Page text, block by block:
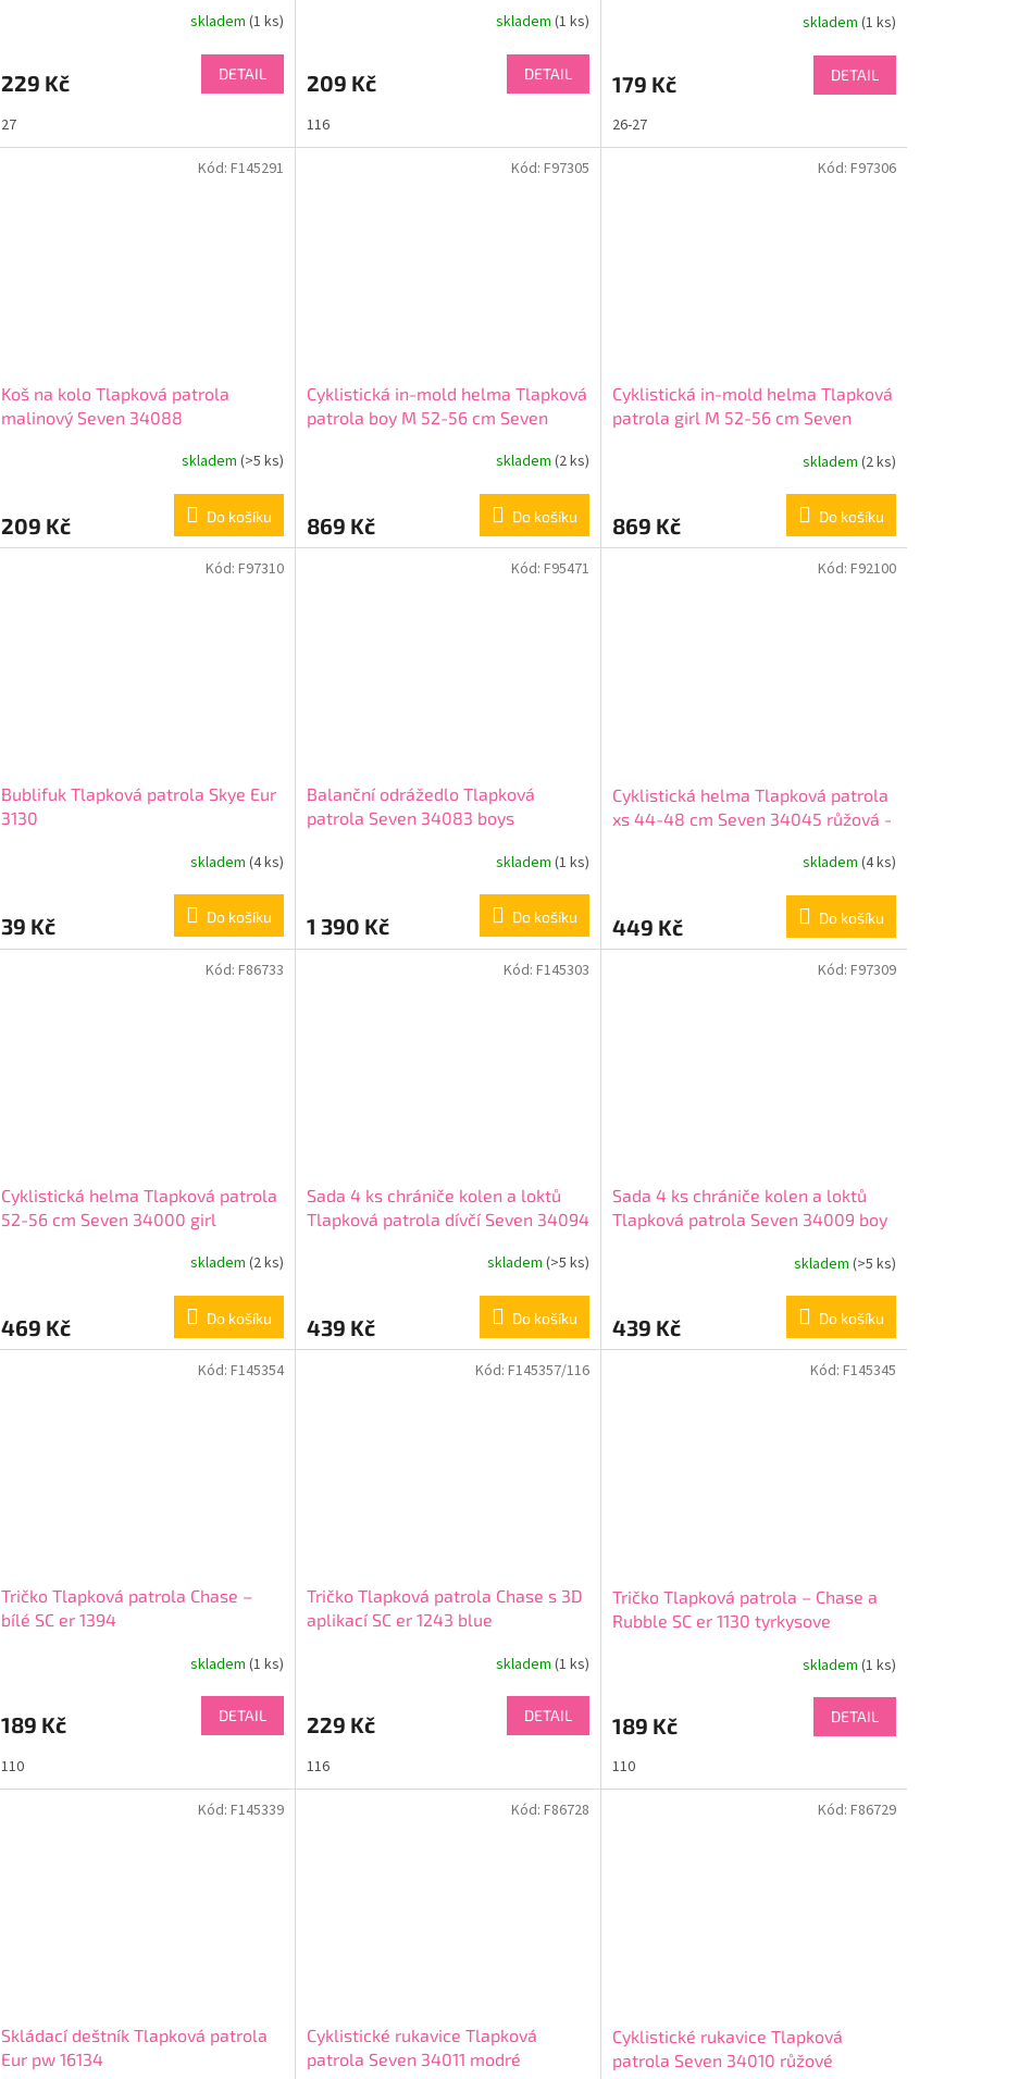
skladem (1 ks)
229 Kč DETAIL
27
skladem (1 ks)
209 Kč DETAIL
116
skladem (1 ks)
179 Kč DETAIL
26-27
Koš na kolo Tlapková patrola
malinový Seven 34088
skladem (>5 ks)
209 Kč Do košíku
Kód: F145291
Cyklistická in-mold helma Tlapková
patrola boy M 52-56 cm Seven
skladem (2 ks)
869 Kč Do košíku
Kód: F97305
Cyklistická in-mold helma Tlapková
patrola girl M 52-56 cm Seven
skladem (2 ks)
869 Kč Do košíku
Kód: F97306
Bublifuk Tlapková patrola Skye Eur
3130
skladem (4 ks)
39 Kč Do košíku
Kód: F97310
Balanční odrážedlo Tlapková
patrola Seven 34083 boys
skladem (1 ks)
1 390 Kč Do košíku
Kód: F95471
Cyklistická helma Tlapková patrola
xs 44-48 cm Seven 34045 růžová -
skladem (4 ks)
449 Kč Do košíku
Kód: F92100
Cyklistická helma Tlapková patrola
52-56 cm Seven 34000 girl
skladem (2 ks)
469 Kč Do košíku
Kód: F86733
Sada 4 ks chrániče kolen a loktů
Tlapková patrola dívčí Seven 34094
skladem (>5 ks)
439 Kč Do košíku
Kód: F145303
Sada 4 ks chrániče kolen a loktů
Tlapková patrola Seven 34009 boy
skladem (>5 ks)
439 Kč Do košíku
Kód: F97309
Tričko Tlapková patrola Chase –
bílé SC er 1394
skladem (1 ks)
189 Kč DETAIL
110
Kód: F145354
Tričko Tlapková patrola Chase s 3D
aplikací SC er 1243 blue
skladem (1 ks)
229 Kč DETAIL
116
Kód: F145357/116
Tričko Tlapková patrola – Chase a
Rubble SC er 1130 tyrkysove
skladem (1 ks)
189 Kč DETAIL
110
Kód: F145345
Skládací deštník Tlapková patrola
Eur pw 16134
Kód: F145339
Cyklistické rukavice Tlapková
patrola Seven 34011 modré
Kód: F86728
Cyklistické rukavice Tlapková
patrola Seven 34010 růžové
Kód: F86729